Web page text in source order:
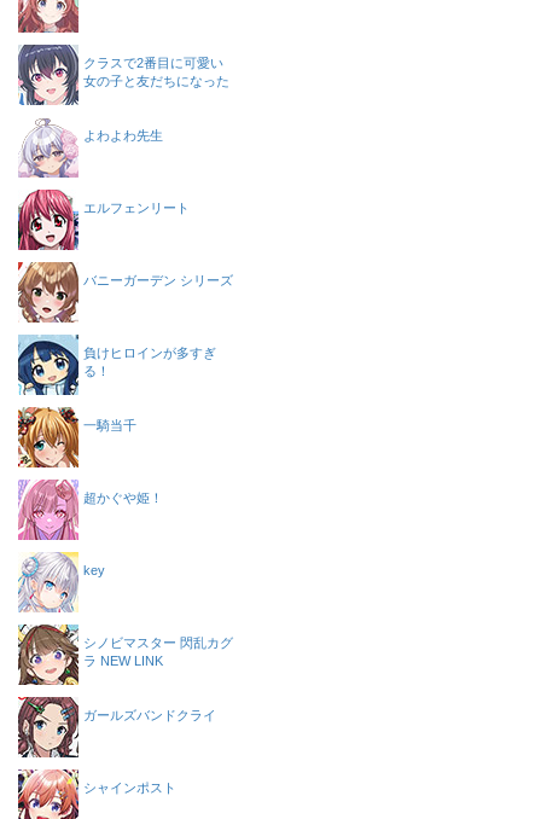
クラスで2番目に可愛い
女の子と友だちになった
よわよわ先生
エルフェンリート
バニーガーデン シリーズ
負けヒロインが多すぎ
る！
一騎当千
超かぐや姫！
key
シノビマスター 閃乱カグ
ラ NEW LINK
ガールズバンドクライ
シャインポスト